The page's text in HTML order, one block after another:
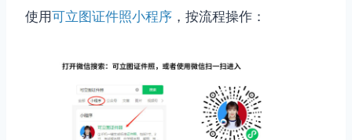
使用可立图证件照小程序 ，按流程操作：